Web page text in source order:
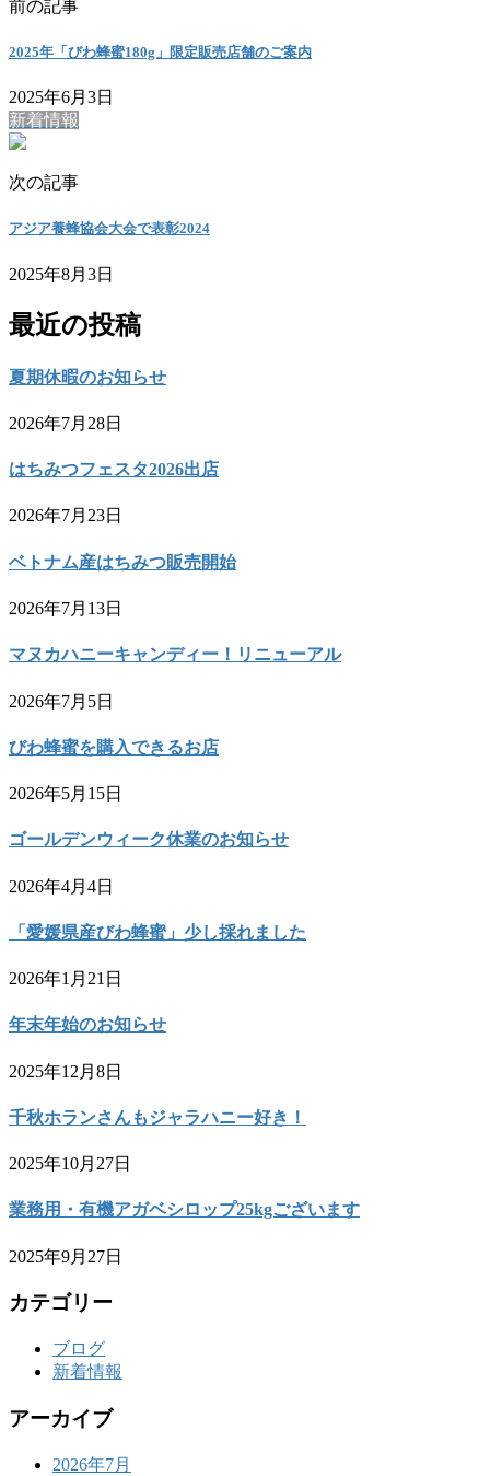
前の記事
2025年「びわ蜂蜜180g」限定販売店舗のご案内
2025年6月3日
新着情報
次の記事
アジア養蜂協会大会で表彰2024
2025年8月3日
最近の投稿
夏期休暇のお知らせ
2026年7月28日
はちみつフェスタ2026出店
2026年7月23日
ベトナム産はちみつ販売開始
2026年7月13日
マヌカハニーキャンディー！リニューアル
2026年7月5日
びわ蜂蜜を購入できるお店
2026年5月15日
ゴールデンウィーク休業のお知らせ
2026年4月4日
「愛媛県産びわ蜂蜜」少し採れました
2026年1月21日
年末年始のお知らせ
2025年12月8日
千秋ホランさんもジャラハニー好き！
2025年10月27日
業務用・有機アガベシロップ25kgございます
2025年9月27日
カテゴリー
ブログ
新着情報
アーカイブ
2026年7月